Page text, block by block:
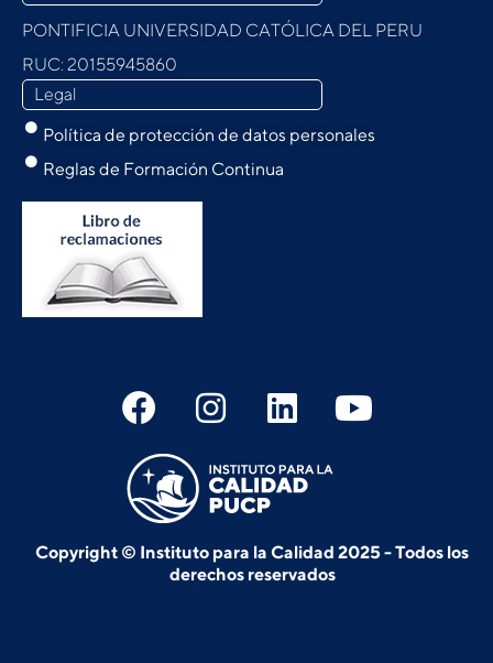
PONTIFICIA UNIVERSIDAD CATÓLICA DEL PERU
RUC: 20155945860
Legal
Política de protección de datos personales
Reglas de Formación Continua
Copyright © Instituto para la Calidad 2025 - Todos los
derechos reservados